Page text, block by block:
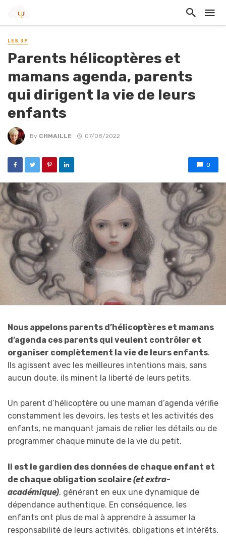
LES 3P
Parents hélicoptères et
mamans agenda, parents
qui dirigent la vie de leurs
enfants
By CHMAILLE 07/08/2022
0
Nous appelons parents d’hélicoptères et mamans
d’agenda ces parents qui veulent contrôler et
organiser complètement la vie de leurs enfants.
Ils agissent avec les meilleures intentions mais, sans
aucun doute, ils minent la liberté de leurs petits.
Un parent d’hélicoptère ou une maman d’agenda vérifie
constamment les devoirs, les tests et les activités des
enfants, ne manquant jamais de relier les détails ou de
programmer chaque minute de la vie du petit.
Il est le gardien des données de chaque enfant et
de chaque obligation scolaire(et extra-
académique), générant en eux une dynamique de
dépendance authentique. En conséquence, les
enfants ont plus de mal à apprendre à assumer la
responsabilité de leurs activités, obligations et intérêts.